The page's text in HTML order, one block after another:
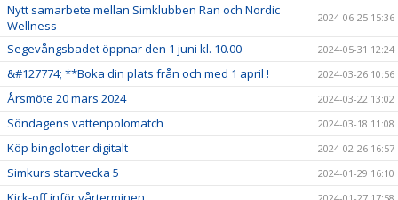
Nytt samarbete mellan Simklubben Ran och Nordic
Wellness
2024-06-25 15:36
Segevångsbadet öppnar den 1 juni kl. 10.00 2024-05-31 12:24
&#127774; **Boka din plats från och med 1 april ! 2024-03-26 10:56
Årsmöte 20 mars 2024 2024-03-22 13:02
Söndagens vattenpolomatch 2024-03-18 11:08
Köp bingolotter digitalt 2024-02-26 16:57
Simkurs startvecka 5 2024-01-29 16:10